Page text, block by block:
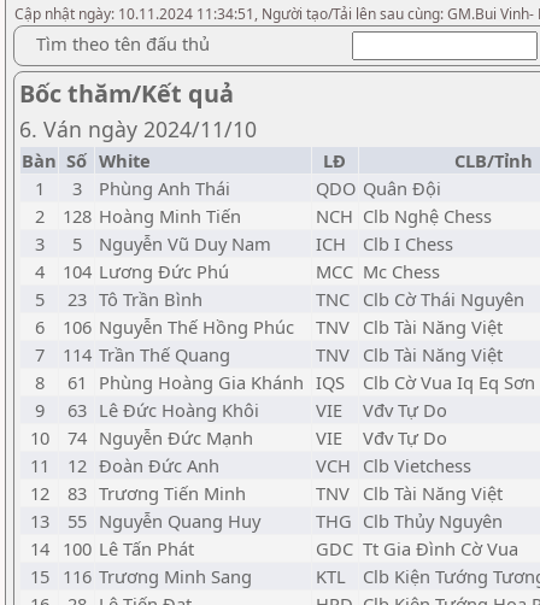
Cập nhật ngày: 10.11.2024 11:34:51, Người tạo/Tải lên sau cùng: GM.Bui
Tìm theo tên đấu thủ
Bốc thăm/Kết quả
6. Ván ngày 2024/11/10
Bàn Số White LĐ
CLB/Tỉnh
1
3 Phùng Anh Thái QDO Quân Đội
2
128 Hoàng Minh Tiến NCH Clb Nghệ Chess
3
5 Nguyễn Vũ Duy Nam ICH
Clb I Chess
4
104 Lương Đức Phú MCC Mc Chess
5
23 Tô Trần Bình TNC Clb Cờ Thái Nguyên
6
106 Nguyễn Thế Hồng Phúc TNV Clb Tài Năng Việt
7
114 Trần Thế Quang TNV Clb Tài Năng Việt
8
61 Phùng Hoàng Gia Khánh IQS
Clb Cờ Vua Iq Eq Sơn
9
63 Lê Đức Hoàng Khôi VIE
Vđv Tự Do
10
74 Nguyễn Đức Mạnh VIE
Vđv Tự Do
11
12 Đoàn Đức Anh VCH Clb Vietchess
12
83 Trương Tiến Minh TNV Clb Tài Năng Việt
13
55 Nguyễn Quang Huy THG Clb Thủy Nguyên
14 100 Lê Tấn Phát GDC Tt Gia Đình Cờ Vua
15 116 Trương Minh Sang KTL
Clb Kiện Tướng